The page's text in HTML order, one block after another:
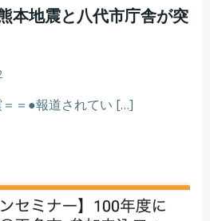
本地震と八代市庁舎が突
＝●報道されてい […]